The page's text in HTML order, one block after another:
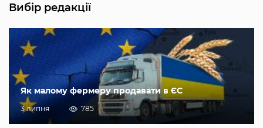
Вибір редакції
Як малому фермеру продавати в ЄС
3 липня 785